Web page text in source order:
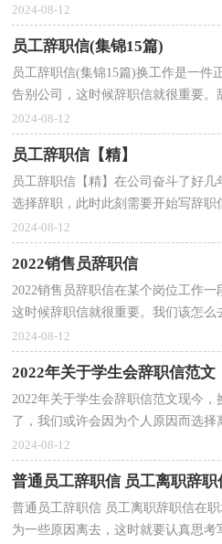
内容呢？以下是小编帮大家整理的公
2024-08-12
员工辞职信(集锦15篇)
员工辞职信(集锦15篇)换工作是一件
告别公司，这时候辞职信就很重要。
是小编帮大家整理的员工辞职信，欢
2024-08-12
员工辞职信【精】
员工辞职信【精】在公司奋斗了好
选择辞职，此时此刻需要开始写辞
莫展呢？以下是小编为大家收集的员
2024-08-12
2022销售员辞职信
2022销售员辞职信在某个岗位工作一
这时候辞职信就很重要。我们该怎
整理的2022销售员辞职信，希望对大
2024-08-12
2022年关于学生会辞职信范文
2022年关于学生会辞职信范文现今
了，我们或许会因为个人原因而选择
是不是苦于写不出正规的辞职信呢？
2024-08-12
普通员工辞职信 员工离职辞职
普通员工辞职信 员工离职辞职信在
为一些原因离去，这时就要认真思